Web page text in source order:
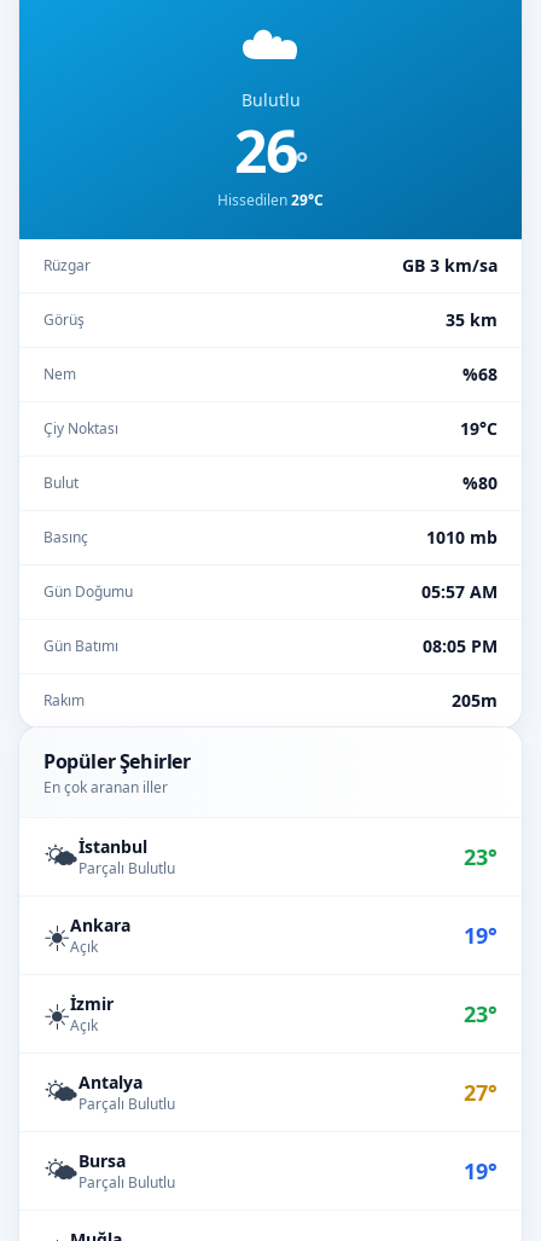
☁️
Bulutlu
26°
Hissedilen29°C
Rüzgar GB 3 km/sa
Görüş 35 km
Nem %68
Çiy Noktası 19°C
Bulut %80
Basınç 1010 mb
Gün Doğumu 05:57 AM
Gün Batımı 08:05 PM
Rakım 205m
Popüler Şehirler
En çok aranan iller
🌤️İstanbul
Parçalı Bulutlu 23°
☀️Ankara
Açık 19°
☀️İzmir
Açık 23°
🌤️Antalya
Parçalı Bulutlu 27°
🌤️Bursa
Parçalı Bulutlu 19°